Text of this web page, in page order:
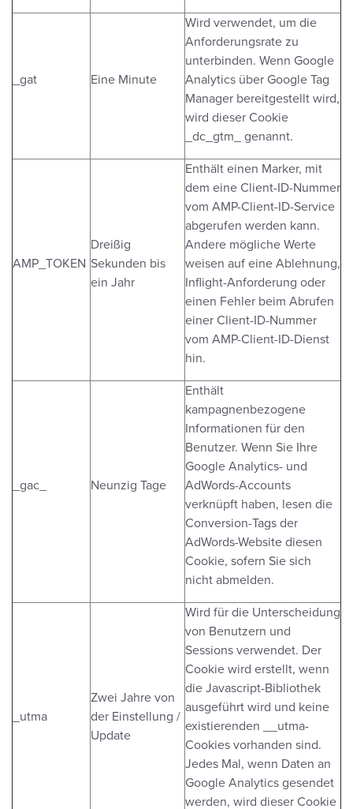
_gat Eine Minute
Wird verwendet, um die
Anforderungsrate zu
unterbinden. Wenn Google
Analytics über Google Tag
Manager bereitgestellt wird,
wird dieser Cookie
_dc_gtm_ genannt.
AMP_TOKEN
Dreißig
Sekunden bis
ein Jahr
Enthält einen Marker, mit
dem eine Client-ID-Nummer
vom AMP-Client-ID-Service
abgerufen werden kann.
Andere mögliche Werte
weisen auf eine Ablehnung,
Inflight-Anforderung oder
einen Fehler beim Abrufen
einer Client-ID-Nummer
vom AMP-Client-ID-Dienst
hin.
_gac_ Neunzig Tage
Enthält
kampagnenbezogene
Informationen für den
Benutzer. Wenn Sie Ihre
Google Analytics- und
AdWords-Accounts
verknüpft haben, lesen die
Conversion-Tags der
AdWords-Website diesen
Cookie, sofern Sie sich
nicht abmelden.
_utma
Zwei Jahre von
der Einstellung /
Update
Wird für die Unterscheidung
von Benutzern und
Sessions verwendet. Der
Cookie wird erstellt, wenn
die Javascript-Bibliothek
ausgeführt wird und keine
existierenden __utma-
Cookies vorhanden sind.
Jedes Mal, wenn Daten an
Google Analytics gesendet
werden, wird dieser Cookie